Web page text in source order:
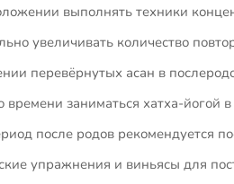
выполнять техники
увеличивать количество
перевёрнутых асан в
времени заниматься хатха-йогой
после родов рекомендуется
упражнения и виньясы для